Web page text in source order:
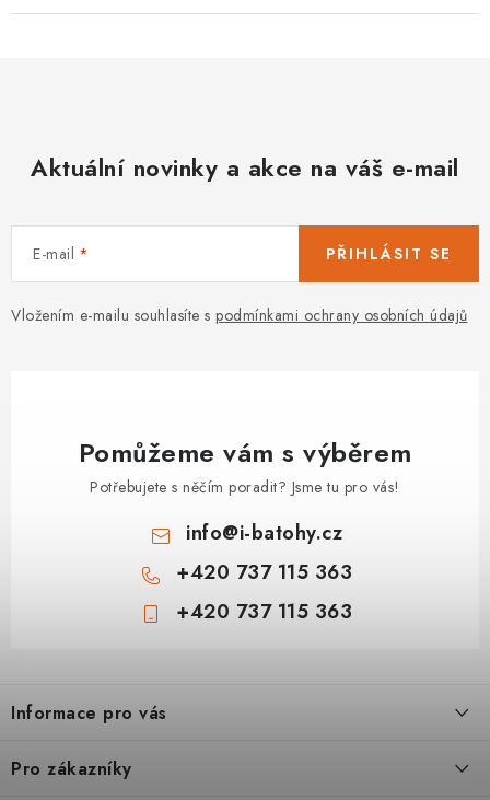
Aktuální novinky a akce na váš e-mail
E-mail
Vložením e-mailu souhlasíte s podmínkami ochrany osobních údajů
PŘIHLÁSIT SE
Pomůžeme vám s výběrem
Potřebujete s něčím poradit? Jsme tu pro vás!
info@i-batohy.cz
+420 737 115 363
+420 737 115 363
p
a
Informace pro vás
Doprava a platba
Pro zákazníky